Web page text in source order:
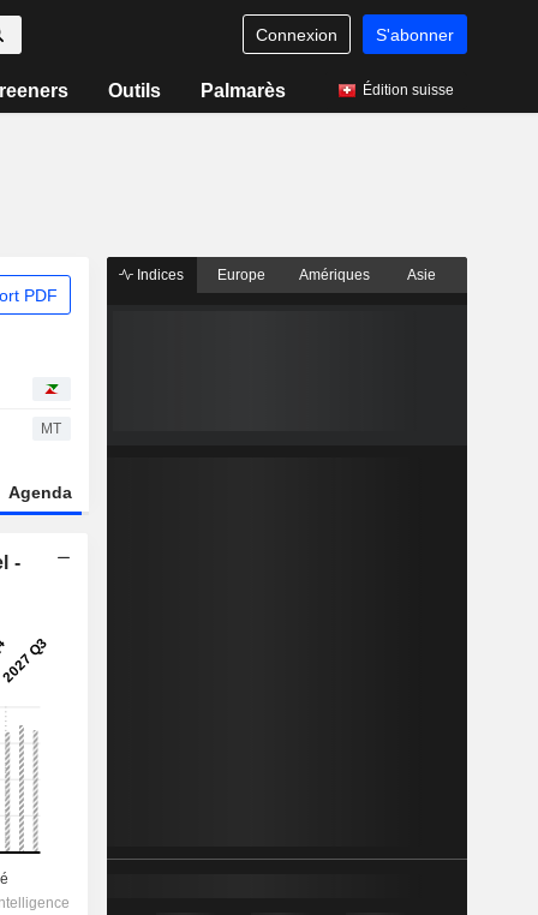
Connexion S'abonner
Outils Palmarès Édition suisse
PDF
MT
Agenda
-
Indices Europe Amériques Asie